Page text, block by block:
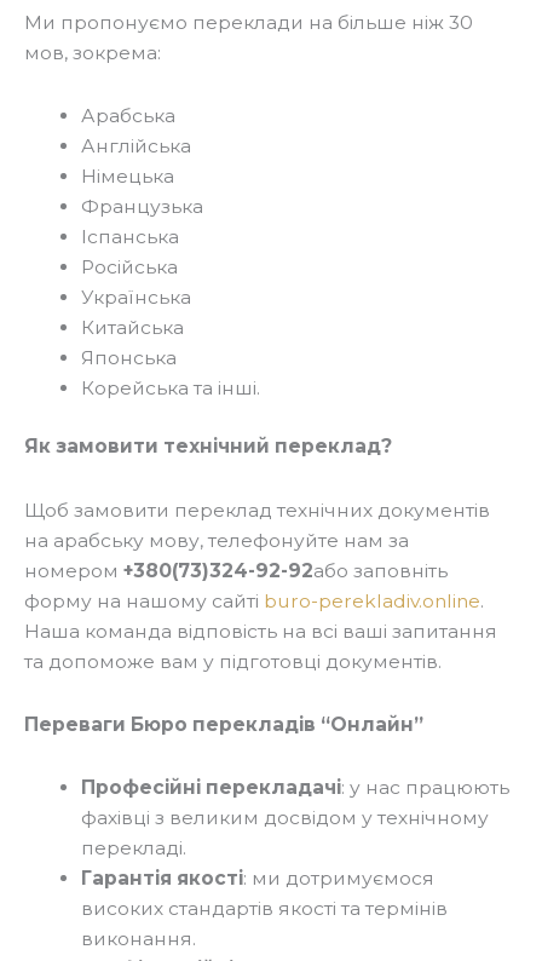
Ми пропонуємо переклади на більше ніж 30
мов, зокрема:
Арабська
Англійська
Німецька
Французька
Іспанська
Російська
Українська
Китайська
Японська
Корейська та інші.
Як замовити технічний переклад?
Щоб замовити переклад технічних документів
на арабську мову, телефонуйте нам за
номером +380(73)324-92-92або заповніть
форму на нашому сайті buro-perekladiv.online.
Наша команда відповість на всі ваші запитання
та допоможе вам у підготовці документів.
Переваги Бюро перекладів “Онлайн”
Професійні перекладачі: у нас працюють
фахівці з великим досвідом у технічному
перекладі.
Гарантія якості: ми дотримуємося
високих стандартів якості та термінів
виконання.